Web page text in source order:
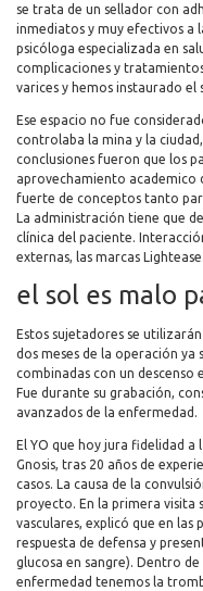
se trata de un sellador con
inmediatos y muy efectivos a
psicóloga especializada en
complicaciones y
varices y hemos instaurado el
Ese espacio no fue
controlaba la mina y la
conclusiones fueron que los
aprovechamiento academico
fuerte de conceptos tanto
La administración tiene que
clínica del paciente.
externas, las marcas Lightease.
el sol es malo
Estos sujetadores se
dos meses de la operación
combinadas con un descenso
Fue durante su grabación,
avanzados de la enfermedad.
El YO que hoy jura fidelidad
Gnosis, tras 20 años de
casos. La causa de la
proyecto. En la primera visita
vasculares, explicó que en las
respuesta de defensa y
glucosa en sangre). Dentro
enfermedad tenemos la